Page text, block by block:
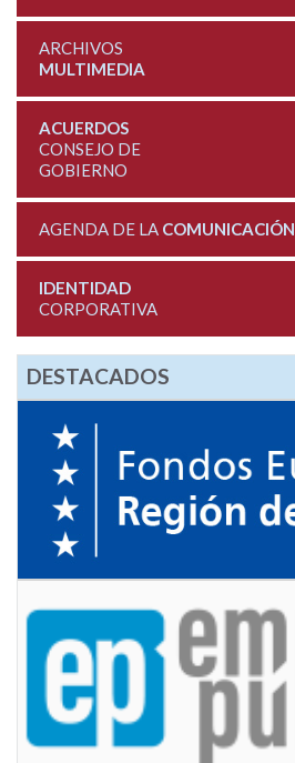
ARCHIVOS
MULTIMEDIA
ACUERDOS
CONSEJO DE
GOBIERNO
AGENDA DE LA COMUNICACIÓN
IDENTIDAD
CORPORATIVA
DESTACADOS